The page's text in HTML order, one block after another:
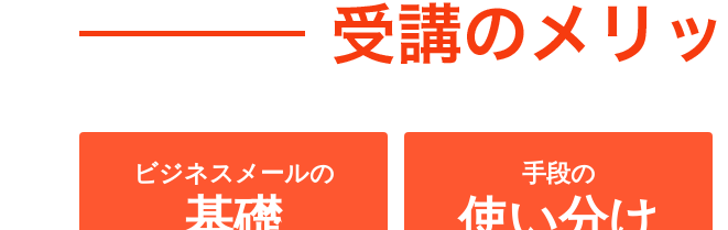
ビジネスメールの
基礎
手段の
使い分け